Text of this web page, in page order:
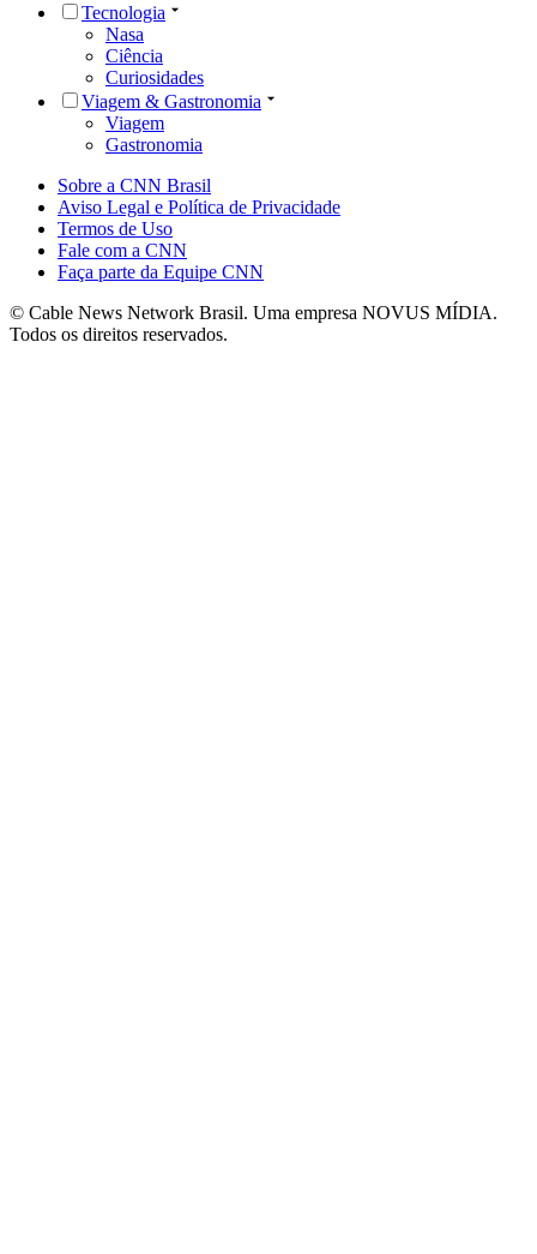
Tecnologia
Nasa
Ciência
Curiosidades
Viagem & Gastronomia
Viagem
Gastronomia
Sobre a CNN Brasil
Aviso Legal e Política de Privacidade
Termos de Uso
Fale com a CNN
Faça parte da Equipe CNN
© Cable News Network Brasil. Uma empresa NOVUS MÍDIA.
Todos os direitos reservados.